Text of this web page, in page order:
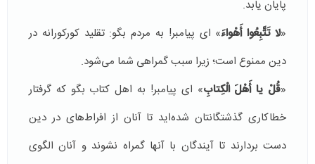
پایان یابد.
«لا تَتَّبِعُوا أَهْواءَ» ای پیامبر! به مردم بگو: تقلید كوركورانه در
دین ممنوع است؛ زیرا سبب گمراهی شما می‌شود.
«قُلْ یا أَهْلَ الْكِتابِ» ای پیامبر! به اهل كتاب بگو كه گرفتار
خطاكاری گذشتگانتان شده‌اید تا آنان از افراط‌های در دین
دست بردارند تا آیندگان با آنها گمراه نشوند و آنان الگوی